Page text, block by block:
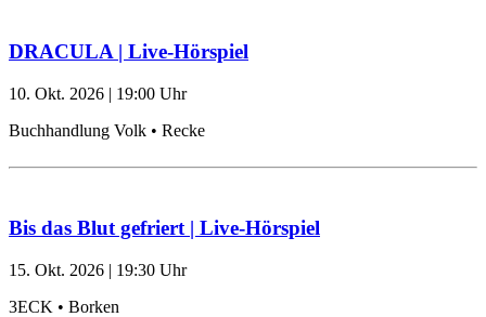
DRACULA | Live-Hörspiel
10. Okt. 2026 | 19:00 Uhr
Buchhandlung Volk • Recke
Bis das Blut gefriert | Live-Hörspiel
15. Okt. 2026 | 19:30 Uhr
3ECK • Borken